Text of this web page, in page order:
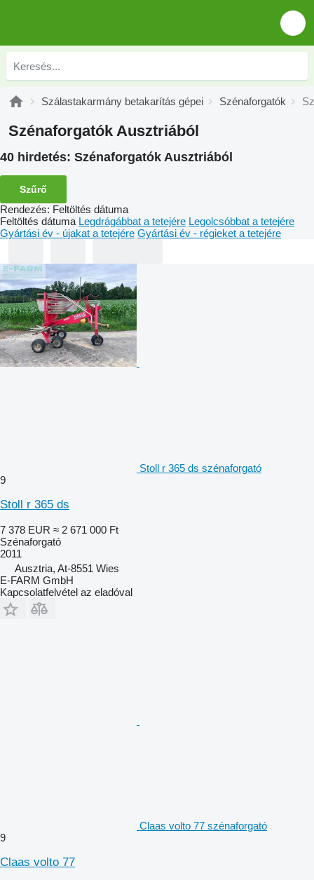
Szálastakarmány betakarítás gépei Szénaforgatók
Szénaforgatók Ausztriából
40 hirdetés: Szénaforgatók Ausztriából
Szűrő
Rendezés: Feltöltés dátuma
Feltöltés dátuma Legdrágábbat a tetejére Legolcsóbbat a tetejére
Gyártási év - újakat a tetejére Gyártási év - régieket a tetejére
Stoll r 365 ds szénaforgató
9
Stoll r 365 ds
7 378 EUR ≈ 2 671 000 Ft
Szénaforgató
2011
Ausztria, At-8551 Wies
E-FARM GmbH
Kapcsolatfelvétel az eladóval
Claas volto 77 szénaforgató
9
Claas volto 77